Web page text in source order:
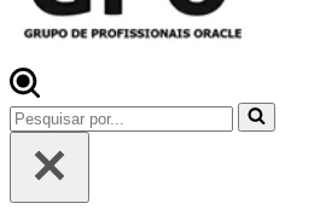
Pesquisar
por...